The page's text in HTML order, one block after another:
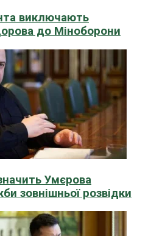
виключають
до Міноборони
Умєрова
зовнішньої розвідки